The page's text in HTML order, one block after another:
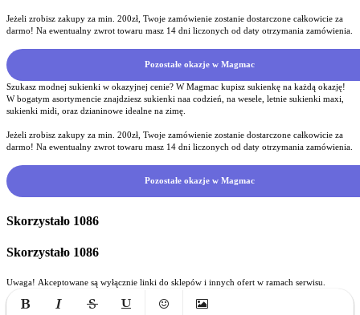
Jeżeli zrobisz zakupy za min. 200zł, Twoje zamówienie zostanie dostarczone całkowicie za
darmo! Na ewentualny zwrot towaru masz 14 dni liczonych od daty otrzymania zamówienia.
Pozostałe okazje w Magmac
Szukasz modnej sukienki w okazyjnej cenie? W Magmac kupisz sukienkę na każdą okazję!
W bogatym asortymencie znajdziesz sukienki naa codzień, na wesele, letnie sukienki maxi,
sukienki midi, oraz dzianinowe idealne na zimę.
Jeżeli zrobisz zakupy za min. 200zł, Twoje zamówienie zostanie dostarczone całkowicie za
darmo! Na ewentualny zwrot towaru masz 14 dni liczonych od daty otrzymania zamówienia.
Pozostałe okazje w Magmac
Skorzystało 1086
Skorzystało 1086
Uwaga! Akceptowane są wyłącznie linki do sklepów i innych ofert w ramach serwisu.